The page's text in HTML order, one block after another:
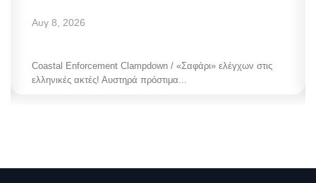
Αυγ 8, 2026
Coastal Enforcement Clampdown / «Σαφάρι» ελέγχων στις
ελληνικές ακτές! Αυστηρά πρόστιμα...